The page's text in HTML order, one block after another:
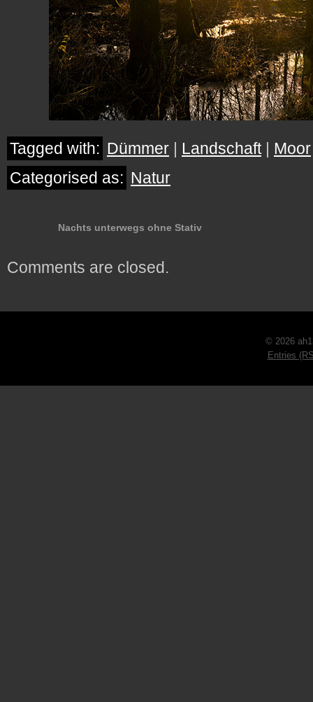
Tagged with: Dümmer | Landschaft| Moor
Categorised as: Natur
Nachts unterwegs ohne Stativ
Comments are closed.
© 2026
Entries